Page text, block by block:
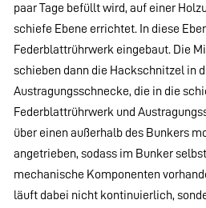
paar Tage befüllt wird, auf einer
schiefe Ebene errichtet. In diese
Federblattrührwerk eingebaut. Die
schieben dann die Hackschnitzel in
Austragungsschnecke, die in die
Federblattrührwerk und
über einen außerhalb des Bunkers
angetrieben, sodass im Bunker
mechanische Komponenten
läuft dabei nicht kontinuierlich,